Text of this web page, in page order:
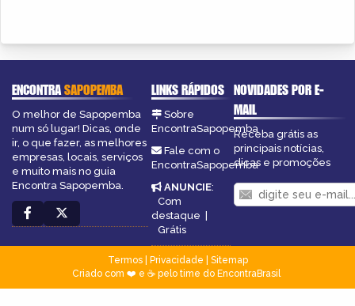
ENCONTRASAPOPEMBA
O melhor de Sapopemba
num só lugar! Dicas, onde
ir, o que fazer, as melhores
empresas, locais, serviços
e muito mais no guia
Encontra Sapopemba.
LINKS RÁPIDOS
Sobre
EncontraSapopemba
Fale com o
EncontraSapopemba
ANUNCIE:
Com
destaque |
Grátis
NOVIDADES POR E-
MAIL
Receba grátis as
principais notícias,
dicas e promoções
Termos| Privacidade
Sitemap
Criado com ❤️ e ☕ pelo time do EncontraBrasil